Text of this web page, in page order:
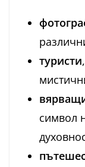
туристи
символ